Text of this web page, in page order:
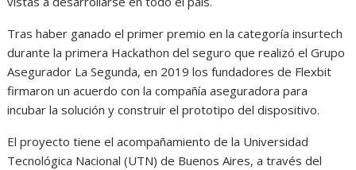
Tras haber ganado el primer premio en la categoría insurtech
durante la primera Hackathon del seguro que realizó el Grupo
Asegurador La Segunda, en 2019 los fundadores de Flexbit
firmaron un acuerdo con la compañía aseguradora para
incubar la solución y construir el prototipo del dispositivo.
El proyecto tiene el acompañamiento de la Universidad
Tecnológica Nacional (UTN) de Buenos Aires, a través del